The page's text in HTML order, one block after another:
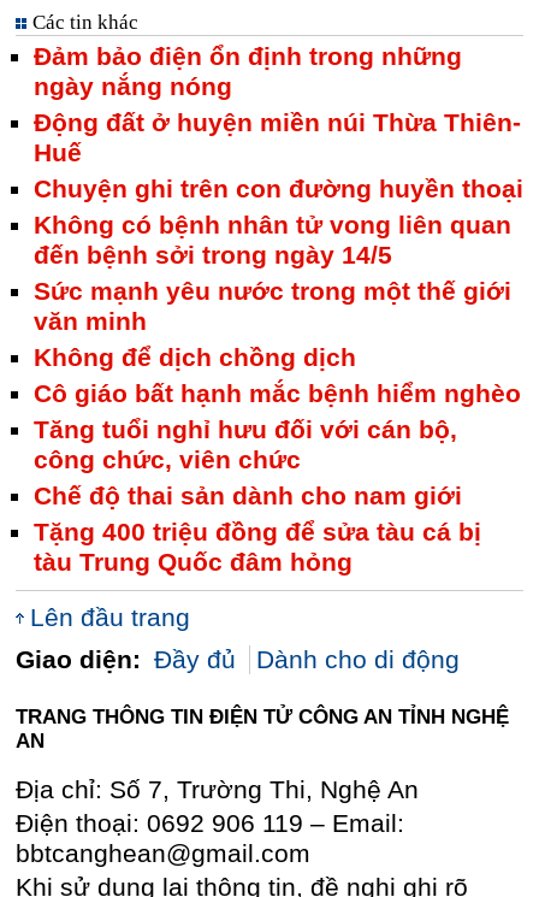
Các tin khác
Đảm bảo điện ổn định trong những
ngày nắng nóng
Động đất ở huyện miền núi Thừa Thiên-
Huế
Chuyện ghi trên con đường huyền thoại
Không có bệnh nhân tử vong liên quan
đến bệnh sởi trong ngày 14/5
Sức mạnh yêu nước trong một thế giới
văn minh
Không để dịch chồng dịch
Cô giáo bất hạnh mắc bệnh hiểm nghèo
Tăng tuổi nghỉ hưu đối với cán bộ,
công chức, viên chức
Chế độ thai sản dành cho nam giới
Tặng 400 triệu đồng để sửa tàu cá bị
tàu Trung Quốc đâm hỏng
Lên đầu trang
Giao diện: Đầy đủ Dành cho di động
TRANG THÔNG TIN ĐIỆN TỬ CÔNG AN TỈNH NGHỆ
AN
Địa chỉ: Số 7, Trường Thi, Nghệ An
Điện thoại: 0692 906 119 – Email:
bbtcanghean@gmail.com
Khi sử dụng lại thông tin, đề nghị ghi rõ